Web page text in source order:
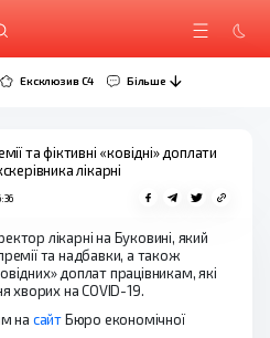
Ексклюзив C4 Більше
та фіктивні «ковідні» доплати
лікарні
лікарні на Буковині, який
та надбавки, а також
доплат працівникам, які
хворих на COVID-19.
на сайтБюро економічної